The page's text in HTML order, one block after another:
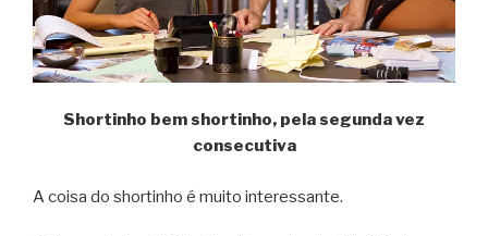
Shortinho bem shortinho, pela segunda vez
consecutiva
A coisa do shortinho é muito interessante.